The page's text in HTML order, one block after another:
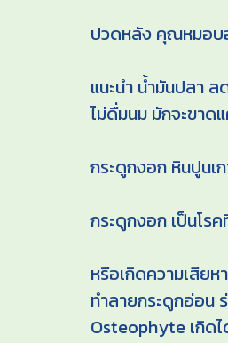
ปวดหลัง คุณหมอบ
แนะนำ น้ำมันปลา ล
ไม่ดื่มนม มักจะขาด
กระดูกงอก หินปูนเ
กระดูกงอก เป็นโร
หรือเกิดความเสีย
ทำลายกระดูกอ่อน
Osteophyte เกิดไ